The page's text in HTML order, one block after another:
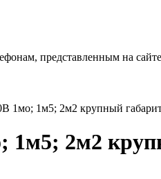
представленным на
1мо; 1м5; 2м2 крупный
1м5; 2м2